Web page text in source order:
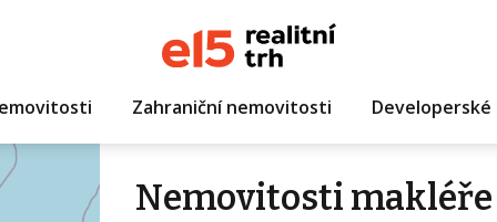
Zahraniční nemovitosti
Nemovitosti makléře